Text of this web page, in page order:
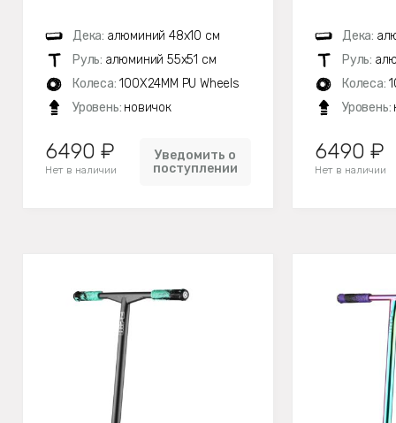
Дека: алюминий 48х10 см
Руль: алюминий 55х51 см
Колеса: 100X24MM PU Wheels
Уровень: новичок
6490 ₽
Нет в наличии
Уведомить о
поступлении
Дека:
Руль:
Колеса:
Уровень:
6490 ₽
Нет в наличии